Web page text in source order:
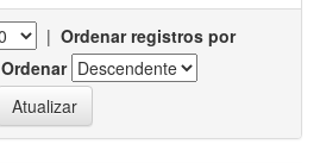
| Ordenar registros por
Ordenar